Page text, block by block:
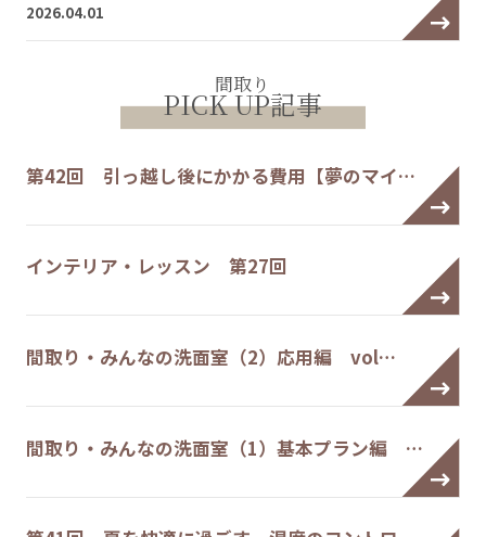
2026.04.01
間取り
PICK UP記事
第42回 引っ越し後にかかる費用【夢のマイ…
インテリア・レッスン 第27回
間取り・みんなの洗面室（2）応用編 vol…
間取り・みんなの洗面室（1）基本プラン編 …